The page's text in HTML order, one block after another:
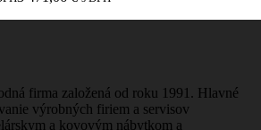
firma založená od roku 1991. Hlavné
výrobných firiem a servisov
a kovovým nábytkom a